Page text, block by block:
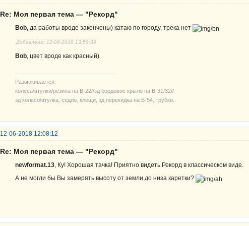
Re: Моя первая тема — "Рекорд"
Bob , да работы вроде закончены) катаю по городу, трека нет
Добавлено: 12-06-2018 13:59:39
Bob , цвет вроде как красный)
Разыскивается:
колеса/втулки/резина на В-22//зд бордовое крыло на В-31/32//
зд колесо/втулка, седло, клещи, зд перекидка на В-54, трубки..
12-06-2018 12:08:12
Re: Моя первая тема — "Рекорд"
newformat.13, Ку! Хорошая тачка! Приятно видеть Рекорд в классическом виде.
А не могли бы Вы замерять высоту от земли до низа каретки?